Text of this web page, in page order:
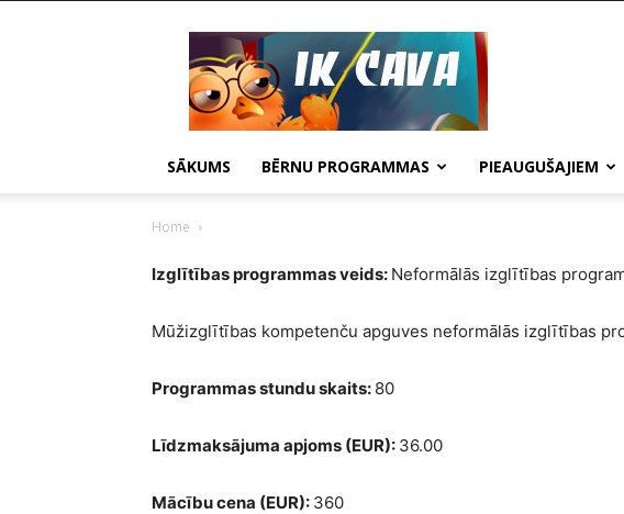
IKCAVA
Daugavpils
SĀKUMS BĒRNU PROGRAMMAS PIEAUGUŠAJIEM
Home
Izglītības programmas veids: Neformālās izglītības
Mūžizglītības kompetenču apguves neformālās izglītības
Programmas stundu skaits: 80
Līdzmaksājuma apjoms (EUR): 36.00
Mācību cena (EUR): 360